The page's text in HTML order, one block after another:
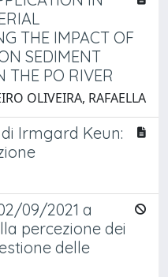
THE IMPACT OF
SEDIMENT
THE PO RIVER
OLIVEIRA, RAFAELLA
Irmgard Keun:
09/2021 a
percezione dei
delle